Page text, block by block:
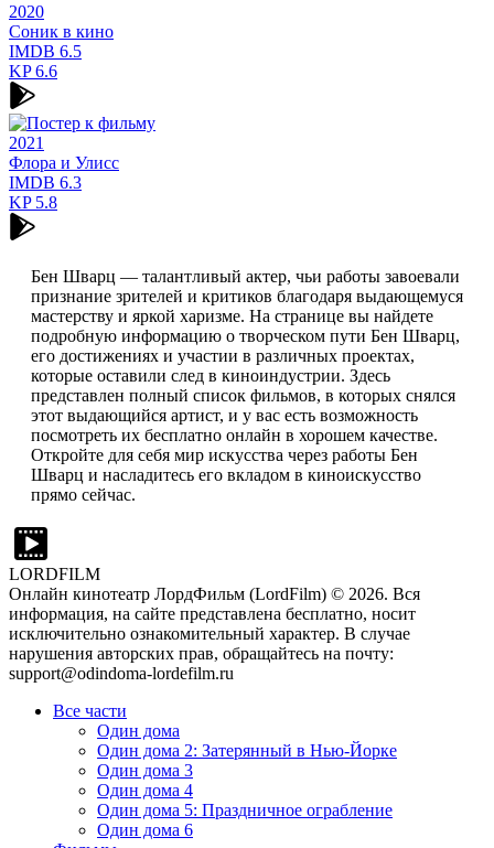
2020
Соник в кино
IMDB 6.5
KP6.6
2021
Флора и Улисс
IMDB 6.3
KP5.8
Бен Шварц — талантливый актер, чьи работы завоевали
признание зрителей и критиков благодаря выдающемуся
мастерству и яркой харизме. На странице вы найдете
подробную информацию о творческом пути Бен Шварц,
его достижениях и участии в различных проектах,
которые оставили след в киноиндустрии. Здесь
представлен полный список фильмов, в которых снялся
этот выдающийся артист, и у вас есть возможность
посмотреть их бесплатно онлайн в хорошем качестве.
Откройте для себя мир искусства через работы Бен
Шварц и насладитесь его вкладом в киноискусство
прямо сейчас.
LORDFILM
Онлайн кинотеатр ЛордФильм (LordFilm) © 2026. Вся
информация, на сайте представлена бесплатно, носит
исключительно ознакомительный характер. В случае
нарушения авторских прав, обращайтесь на почту:
support@odindoma-lordefilm.ru
Все части
Один дома
Один дома 2: Затерянный в Нью-Йорке
Один дома 3
Один дома 4
Один дома 5: Праздничное ограбление
Один дома 6